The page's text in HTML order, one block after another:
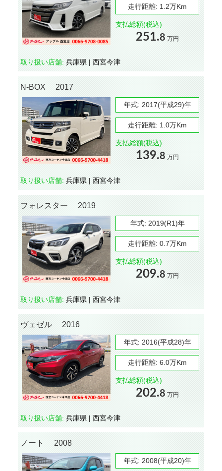
走行距離: 1.2万Km
支払総額(税込)
251.8 万円
取り扱い店舗: 兵庫県 | 西宮今津
N-BOX 2017
年式: 2017(平成29)年
走行距離: 1.0万Km
支払総額(税込)
139.8 万円
取り扱い店舗: 兵庫県 | 西宮今津
フォレスター 2019
年式: 2019(R1)年
走行距離: 0.7万Km
支払総額(税込)
209.8 万円
取り扱い店舗: 兵庫県 | 西宮今津
ヴェゼル 2016
年式: 2016(平成28)年
走行距離: 6.0万Km
支払総額(税込)
202.8 万円
取り扱い店舗: 兵庫県 | 西宮今津
ノート 2008
年式: 2008(平成20)年